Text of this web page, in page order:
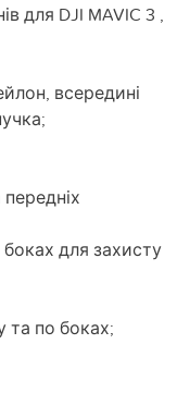
для DJI MAVIC 3 ,
всередині
для захисту
та по боках;